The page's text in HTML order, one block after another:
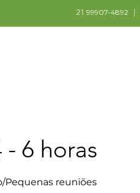
21 99907-4892|
- 6 horas
Pequenas reuniões